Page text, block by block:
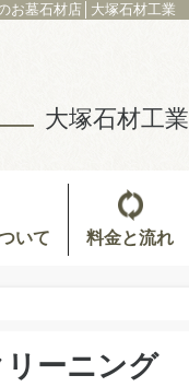
お墓石材店│大塚石材工業
大塚石材工業
いて 料金と流れ
ーニング